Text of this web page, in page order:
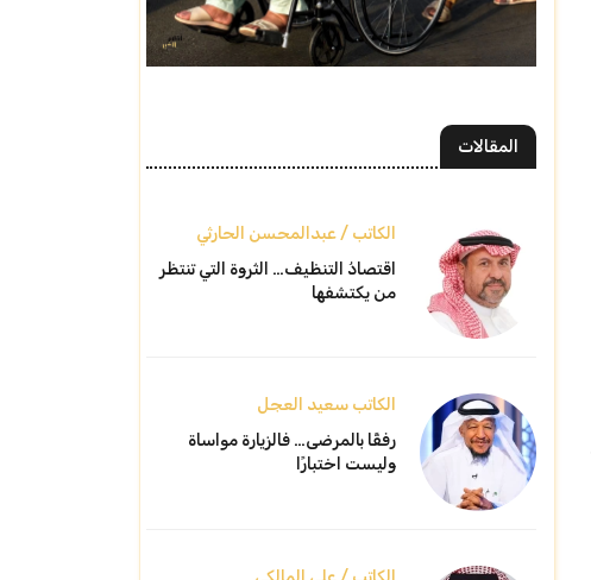
المقالات
الكاتب / عبدالمحسن الحارثي
اقتصادُ التنظيف… الثروة التي تنتظر
من يكتشفها
الكاتب سعيد العجل
رفقًا بالمرضى… فالزيارة مواساة
وليست اختبارًا